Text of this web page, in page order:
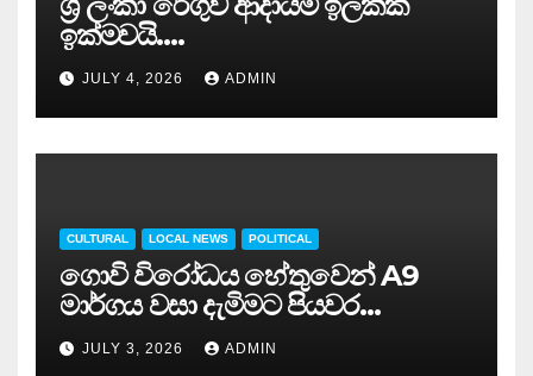
ඉක්මවයි….
JULY 4, 2026 ADMIN
CULTURAL LOCAL NEWS POLITICAL
ගොවි විරෝධය හේතුවෙන් A9
මාර්ගය වසා දැමිමට පියවර…
JULY 3, 2026 ADMIN